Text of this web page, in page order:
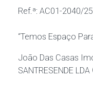
Ref.ª: AC01-2040/25
“Temos Espaço
João Das Casas
SANTRESENDE